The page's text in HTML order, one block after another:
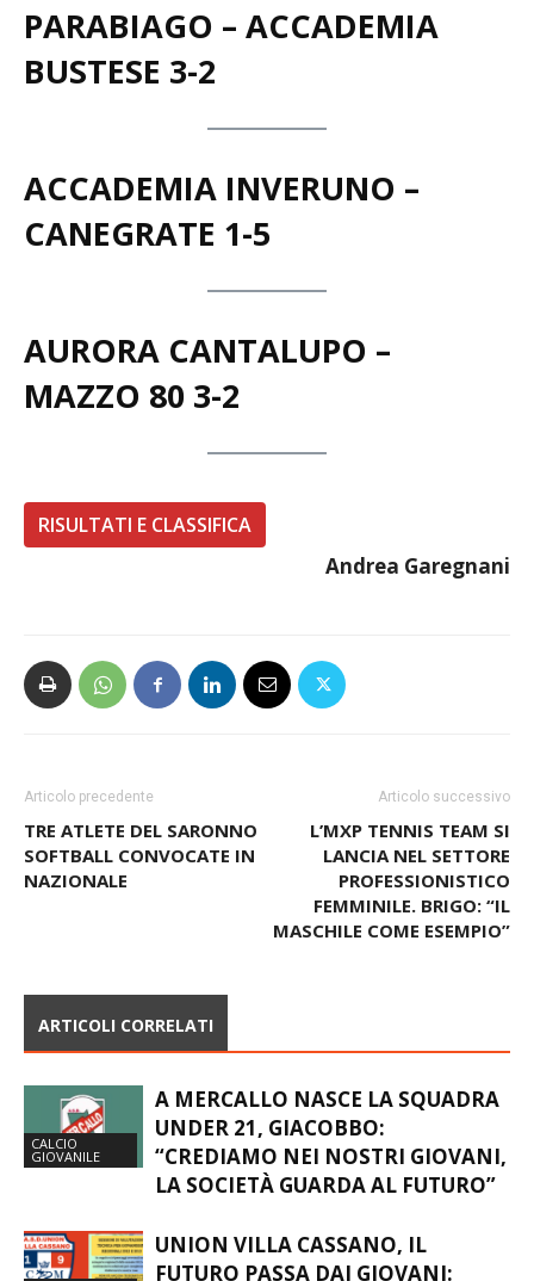
PARABIAGO – ACCADEMIA
BUSTESE 3-2
ACCADEMIA INVERUNO –
CANEGRATE 1-5
AURORA CANTALUPO –
MAZZO 80 3-2
RISULTATI E CLASSIFICA
Andrea Garegnani
Articolo precedente
TRE ATLETE DEL SARONNO
SOFTBALL CONVOCATE IN
NAZIONALE
Articolo successivo
L’MXP TENNIS TEAM SI
LANCIA NEL SETTORE
PROFESSIONISTICO
FEMMINILE. BRIGO: “IL
MASCHILE COME ESEMPIO”
ARTICOLI CORRELATI
CALCIO
GIOVANILE
A MERCALLO NASCE LA SQUADRA
UNDER 21, GIACOBBO:
“CREDIAMO NEI NOSTRI GIOVANI,
LA SOCIETÀ GUARDA AL FUTURO”
UNION VILLA CASSANO, IL
FUTURO PASSA DAI GIOVANI: